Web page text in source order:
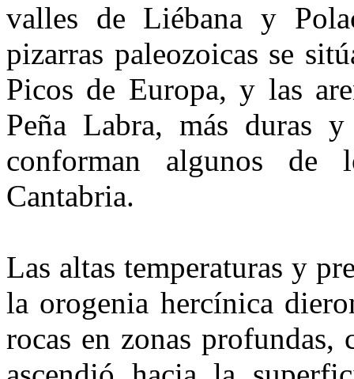
valles de Liébana y
pizarras paleozoicas se
Picos de Eu­ropa, y las
Peña Labra, más duras
conforman algunos de
Cantabria.
Las altas temperaturas y
la orogenia hercínica
rocas en zonas